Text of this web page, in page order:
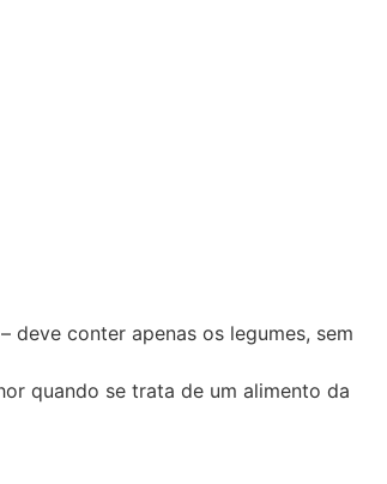
deve conter apenas os legumes, sem
quando se trata de um alimento da